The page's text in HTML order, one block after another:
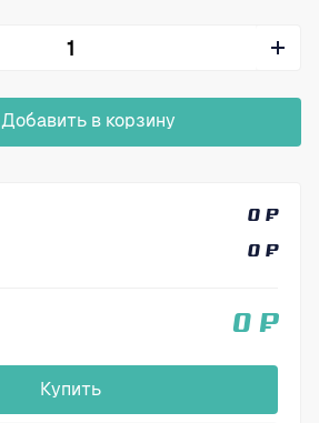
Добавить в корзину
0 ₽
0 ₽
0 ₽
Купить